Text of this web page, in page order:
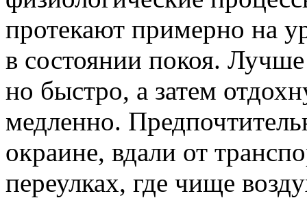
протекают примерно на
в состоянии покоя.
но быстро, а затем
медленно.
окраине, вдали от
переулках, где чище